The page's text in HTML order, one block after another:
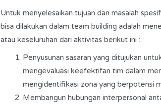
Untuk menyelesaikan tujuan dan masalah
bisa dilakukan dalam team building adalah
atau keseluruhan dari aktivitas berikut ini :
Penyusunan sasaran yang ditujukan
mengevaluasi keefektifan tim dalam
mengidentifikasi zona yang berpotensi
Membangun hubungan interpersonal